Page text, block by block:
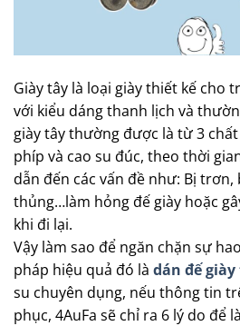
Giày tây là loại giày thiết kế cho
với kiểu dáng thanh lịch và
giày tây thường được là từ 3
phíp và cao su đúc, theo thời
dẫn đến các vấn đề như: Bị
thủng…làm hỏng đế giày hoặc
khi đi lại.
Vậy làm sao để ngăn chặn sự
pháp hiệu quả đó là dán đế
su chuyên dụng, nếu thông tin
phục, 4AuFa sẽ chỉ ra 6 lý do để